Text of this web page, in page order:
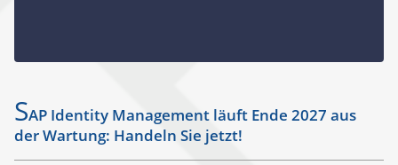
SAP Identity Management läuft Ende 2027 aus
der Wartung: Handeln Sie jetzt!